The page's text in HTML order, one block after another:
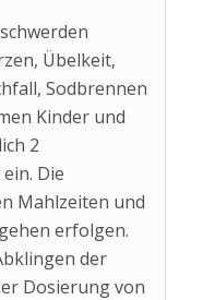
Übelkeit,
Sodbrennen
Kinder und
2
Die
Mahlzeiten und
erfolgen.
der
Dosierung von